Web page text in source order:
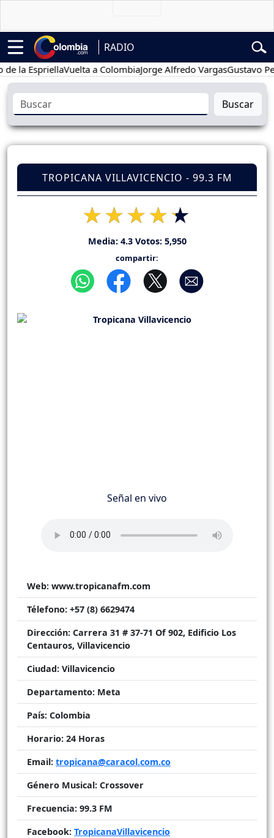
RADIO
Vuelta a ColombiaJorge Alfredo VargasGustavo Petro
Buscar
TROPICANA VILLAVICENCIO - 99.3 FM
Media: 4.3Votos: 5,950
compartir:
Señal en vivo
Web: www.tropicanafm.com
Télefono: +57 (8) 6629474
Dirección: Carrera 31 # 37-71 Of 902, Edificio Los
Centauros, Villavicencio
Ciudad: Villavicencio
Departamento: Meta
País: Colombia
Horario: 24 Horas
Email: tropicana@caracol.com.co
Género Musical: Crossover
Frecuencia: 99.3 FM
Facebook: TropicanaVillavicencio